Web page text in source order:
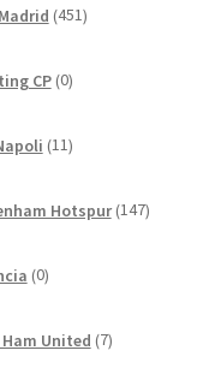
451izdelkov
CP 0izdelkov
11izdelkov
Hotspur 147
0izdelkov
United 7izdelkov